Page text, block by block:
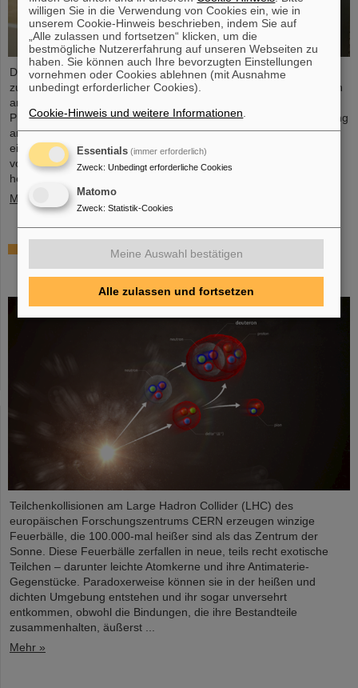
Dr. Guy Leckenby ist für seine herausragende Promotionsarbeit
zur Untersuchung des gebundenen Betazerfalls mit Experimenten
am GSI/FAIR-Experimentierspeicherring ESR mit dem FAIR-GSI
PhD Award 2025 ausgezeichnet worden. Seine Präzisionsmessung
an vollständig ionisierten Thallium-205-Ionen trug zur Lösung
eines seit Jahrzehnten bestehenden Rätsels über den Ursprung
von Blei in unserem Sonnensystem bei und stellt eine
herausragende Leistung für GSI/FAIR dar.
Mehr »
ALICE löst Rätsel um Erzeugung und Überleben
leichter Atomkerne – GSI/FAIR-Forschende
beteiligt
Teilchenkollisionen am Large Hadron Collider (LHC) des
europäischen Forschungszentrums CERN erzeugen winzige
Feuerbälle, die 100.000-mal heißer sind als das Zentrum der
Sonne. Diese Feuerbälle zerfallen in neue, teils recht exotische
Teilchen – darunter leichte Atomkerne und ihre Antimaterie-
Gegenstücke. Paradoxerweise können sie in der heißen und
dichten Umgebung entstehen und ihr sogar unversehrt
entkommen, obwohl die Bindungen, die ihre Bestandteile
zusammenhalten, äußerst ...
Mehr »
willigen Sie in die Verwendung von Cookies ein, wie in
unserem Cookie-Hinweis beschrieben, indem Sie auf
„Alle zulassen und fortsetzen“ klicken, um die
bestmögliche Nutzererfahrung auf unseren Webseiten zu
haben. Sie können auch Ihre bevorzugten Einstellungen
vornehmen oder Cookies ablehnen (mit Ausnahme
unbedingt erforderlicher Cookies).
Cookie-Hinweis und weitere Informationen
Essentials (immer erforderlich)
Zweck: Unbedingt erforderliche Cookies
Matomo
Zweck: Statistik-Cookies
Meine Auswahl bestätigen
Alle zulassen und fortsetzen